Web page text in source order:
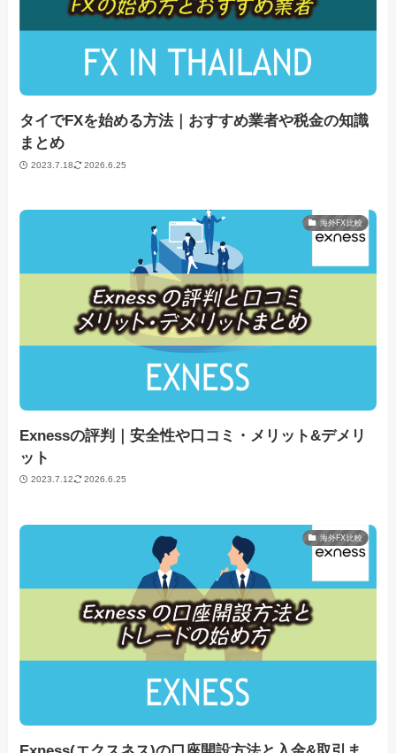
タイでFXを始める方法｜おすすめ業者や税金の知識
まとめ
2023.7.18 2026.6.25
海外FX比較
Exnessの評判｜安全性や口コミ・メリット&デメリ
ット
2023.7.12 2026.6.25
海外FX比較